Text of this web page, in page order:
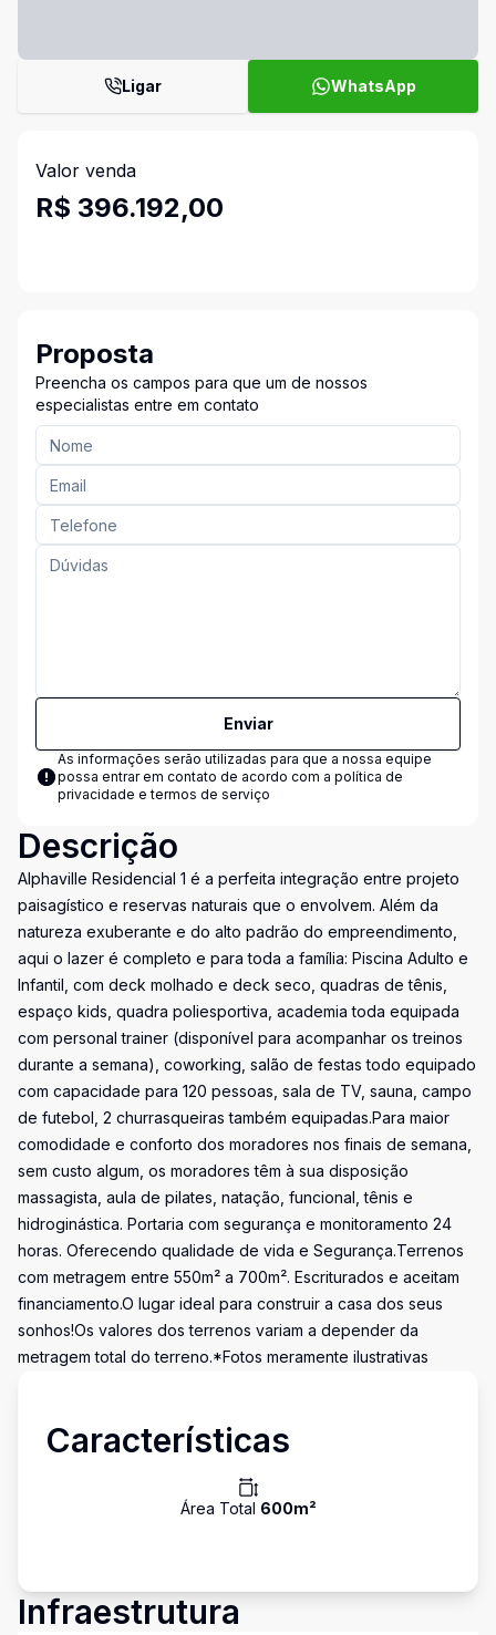
Ligar WhatsApp
Valor venda
R$ 396.192,00
Proposta
Preencha os campos para que um de nossos
especialistas entre em contato
Enviar
As informações serão utilizadas para que a nossa equipe
possa entrar em contato de acordo com a política de
privacidade e termos de serviço
Descrição
Alphaville Residencial 1 é a perfeita integração entre projeto
paisagístico e reservas naturais que o envolvem. Além da
natureza exuberante e do alto padrão do empreendimento,
aqui o lazer é completo e para toda a família: Piscina Adulto e
Infantil, com deck molhado e deck seco, quadras de tênis,
espaço kids, quadra poliesportiva, academia toda equipada
com personal trainer (disponível para acompanhar os treinos
durante a semana), coworking, salão de festas todo equipado
com capacidade para 120 pessoas, sala de TV, sauna, campo
de futebol, 2 churrasqueiras também equipadas.Para maior
comodidade e conforto dos moradores nos finais de semana,
sem custo algum, os moradores têm à sua disposição
massagista, aula de pilates, natação, funcional, tênis e
hidroginástica. Portaria com segurança e monitoramento 24
horas. Oferecendo qualidade de vida e Segurança.Terrenos
com metragem entre 550m² a 700m². Escriturados e aceitam
financiamento.O lugar ideal para construir a casa dos seus
sonhos!Os valores dos terrenos variam a depender da
metragem total do terreno.*Fotos meramente ilustrativas
Características
Área Total 600m²
Infraestrutura